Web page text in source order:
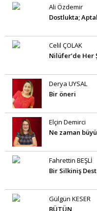
Ali Özdemir
Dostlukta;
Celil ÇOLAK
Nilüfer’de Her
Derya UYSAL
Bir öneri
Elçin Demirci
Ne zaman
Fahrettin BEŞLİ
Bir Silkiniş
Gülgün KESER
BÜTÜN